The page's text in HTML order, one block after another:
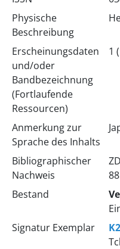
Physische
Beschreibung
Erscheinungsdaten
und/oder
Bandbezeichnung
(Fortlaufende
Ressourcen)
1
Anmerkung zur
Sprache des Inhalts
Bibliographischer
Nachweis
Bestand
Signatur Exemplar